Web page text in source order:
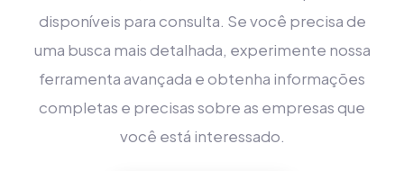
disponíveis para consulta. Se você precisa de
uma busca mais detalhada, experimente nossa
ferramenta avançada e obtenha informações
completas e precisas sobre as empresas que
você está interessado.